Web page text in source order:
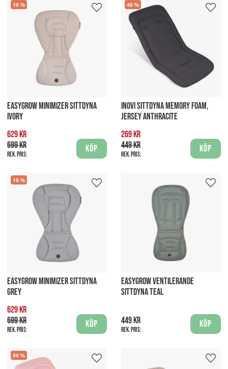
10
EASYGROW MINIMIZER SITTDYNA
IVORY
629 kr
699 kr
Rek. pris:
Köp
40
INOVI SITTDYNA MEMORY FOAM,
JERSEY ANTHRACITE
269 kr
449 kr
Rek. pris:
Köp
10
EASYGROW MINIMIZER SITTDYNA
GREY
629 kr
699 kr
Rek. pris:
Köp
EASYGROW VENTILERANDE
SITTDYNA TEAL
449 kr
Rek. pris:
Köp
50